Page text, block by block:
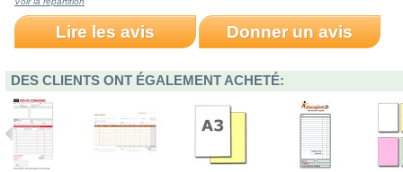
Lire les avis Donner un avis
DES CLIENTS ONT ÉGALEMENT ACHETÉ: